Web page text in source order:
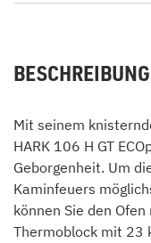
BESCHREIBUNG
Mit seinem
HARK 106 H GT
Geborgenheit. Um
Kaminfeuers
können Sie den
Thermoblock mit 23